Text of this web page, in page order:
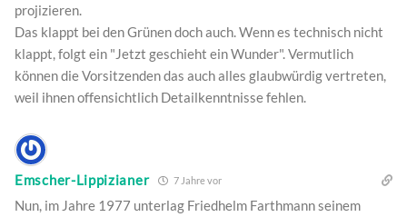
projizieren.
Das klappt bei den Grünen doch auch. Wenn es technisch nicht
klappt, folgt ein "Jetzt geschieht ein Wunder". Vermutlich
können die Vorsitzenden das auch alles glaubwürdig vertreten,
weil ihnen offensichtlich Detailkenntnisse fehlen.
Emscher-Lippizianer 7 Jahre vor
Nun, im Jahre 1977 unterlag Friedhelm Farthmann seinem